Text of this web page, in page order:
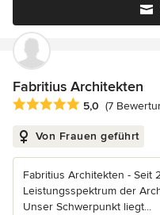
Fabritius Architekten
Durchschnittliche
5,0 (7
Von Frauen geführt
Fabritius Architekten - Seit
Leistungsspektrum der
Unser Schwerpunkt liegt...